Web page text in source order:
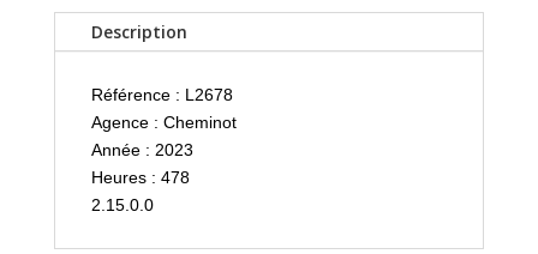
Description
Référence : L2678
Agence : Cheminot
Année : 2023
Heures : 478
2.15.0.0